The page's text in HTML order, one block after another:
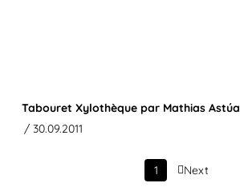
Tabouret Xylothèque par Mathias Astúa
/ 30.09.2011
1 Next